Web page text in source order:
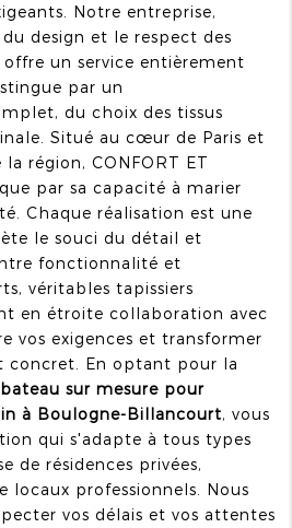
Notre entreprise,
design et le respect des
un service entièrement
par un
du choix des tissus
Situé au cœur de Paris et
région, CONFORT ET
par sa capacité à marier
Chaque réalisation est une
le souci du détail et
fonctionnalité et
véritables tapissiers
en étroite collaboration avec
vos exigences et transformer
concret. En optant pour la
sur mesure pour
à Boulogne-Billancourt, vous
qui s'adapte à tous types
de résidences privées,
locaux professionnels. Nous
vos délais et vos attentes